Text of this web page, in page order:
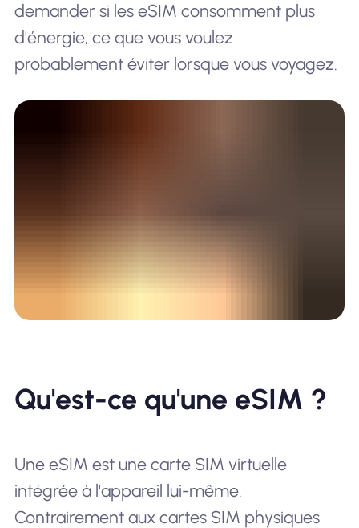
demander si les eSIM consomment plus
d'énergie, ce que vous voulez
probablement éviter lorsque vous voyagez.
Qu'est-ce qu'une eSIM ?
Une eSIM est une carte SIM virtuelle
intégrée à l'appareil lui-même.
Contrairement aux cartes SIM physiques